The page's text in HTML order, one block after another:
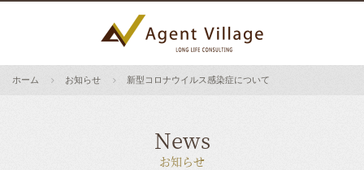
ホーム お知らせ 新型コロナウイルス感染症について
News
お知らせ